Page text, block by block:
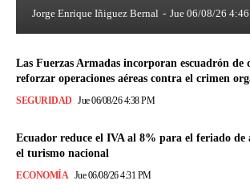
Jorge Enrique Iñiguez Bernal - Jue 06/08/26
Las Fuerzas Armadas incorporan escuadrón de
reforzar operaciones aéreas contra el crimen
SEGURIDAD Jue 06/08/26 4:38 PM
Ecuador reduce el IVA al 8% para el feriado de
el turismo nacional
ECONOMÍA Jue 06/08/26 4:31 PM